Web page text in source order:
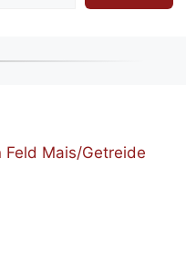
Feld Mais/Getreide